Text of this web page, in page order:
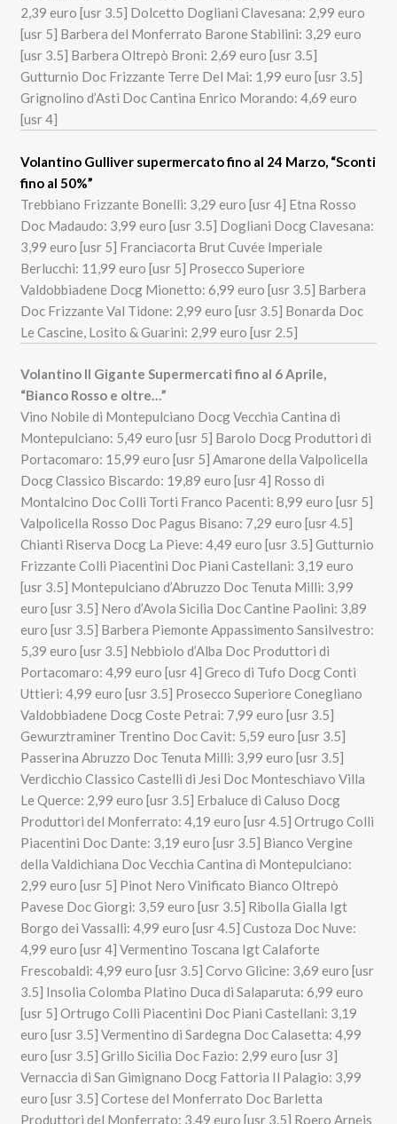
2,39 euro [usr 3.5] Dolcetto Dogliani Clavesana: 2,99 euro
[usr 5] Barbera del Monferrato Barone Stabilini: 3,29 euro
[usr 3.5] Barbera Oltrepò Broni: 2,69 euro [usr 3.5]
Gutturnio Doc Frizzante Terre Del Mai: 1,99 euro [usr 3.5]
Grignolino d’Asti Doc Cantina Enrico Morando: 4,69 euro
[usr 4]
Volantino Gulliver supermercato fino al 24 Marzo, “Sconti
fino al 50%”
Trebbiano Frizzante Bonelli: 3,29 euro [usr 4] Etna Rosso
Doc Madaudo: 3,99 euro [usr 3.5] Dogliani Docg Clavesana:
3,99 euro [usr 5] Franciacorta Brut Cuvée Imperiale
Berlucchi: 11,99 euro [usr 5] Prosecco Superiore
Valdobbiadene Docg Mionetto: 6,99 euro [usr 3.5] Barbera
Doc Frizzante Val Tidone: 2,99 euro [usr 3.5] Bonarda Doc
Le Cascine, Losito & Guarini: 2,99 euro [usr 2.5]
Volantino Il Gigante Supermercati fino al 6 Aprile,
“Bianco Rosso e oltre…”
Vino Nobile di Montepulciano Docg Vecchia Cantina di
Montepulciano: 5,49 euro [usr 5] Barolo Docg Produttori di
Portacomaro: 15,99 euro [usr 5] Amarone della Valpolicella
Docg Classico Biscardo: 19,89 euro [usr 4] Rosso di
Montalcino Doc Colli Torti Franco Pacenti: 8,99 euro [usr 5]
Valpolicella Rosso Doc Pagus Bisano: 7,29 euro [usr 4.5]
Chianti Riserva Docg La Pieve: 4,49 euro [usr 3.5] Gutturnio
Frizzante Colli Piacentini Doc Piani Castellani: 3,19 euro
[usr 3.5] Montepulciano d’Abruzzo Doc Tenuta Milli: 3,99
euro [usr 3.5] Nero d’Avola Sicilia Doc Cantine Paolini: 3,89
euro [usr 3.5] Barbera Piemonte Appassimento Sansilvestro:
5,39 euro [usr 3.5] Nebbiolo d’Alba Doc Produttori di
Portacomaro: 4,99 euro [usr 4] Greco di Tufo Docg Conti
Uttieri: 4,99 euro [usr 3.5] Prosecco Superiore Conegliano
Valdobbiadene Docg Coste Petrai: 7,99 euro [usr 3.5]
Gewurztraminer Trentino Doc Cavit: 5,59 euro [usr 3.5]
Passerina Abruzzo Doc Tenuta Milli: 3,99 euro [usr 3.5]
Verdicchio Classico Castelli di Jesi Doc Monteschiavo Villa
Le Querce: 2,99 euro [usr 3.5] Erbaluce di Caluso Docg
Produttori del Monferrato: 4,19 euro [usr 4.5] Ortrugo Colli
Piacentini Doc Dante: 3,19 euro [usr 3.5] Bianco Vergine
della Valdichiana Doc Vecchia Cantina di Montepulciano:
2,99 euro [usr 5] Pinot Nero Vinificato Bianco Oltrepò
Pavese Doc Giorgi: 3,59 euro [usr 3.5] Ribolla Gialla Igt
Borgo dei Vassalli: 4,99 euro [usr 4.5] Custoza Doc Nuve:
4,99 euro [usr 4] Vermentino Toscana Igt Calaforte
Frescobaldi: 4,99 euro [usr 3.5] Corvo Glicine: 3,69 euro [usr
3.5] Insolia Colomba Platino Duca di Salaparuta: 6,99 euro
[usr 5] Ortrugo Colli Piacentini Doc Piani Castellani: 3,19
euro [usr 3.5] Vermentino di Sardegna Doc Calasetta: 4,99
euro [usr 3.5] Grillo Sicilia Doc Fazio: 2,99 euro [usr 3]
Vernaccia di San Gimignano Docg Fattoria Il Palagio: 3,99
euro [usr 3.5] Cortese del Monferrato Doc Barletta
Produttori del Monferrato: 3,49 euro [usr 3.5] Roero Arneis